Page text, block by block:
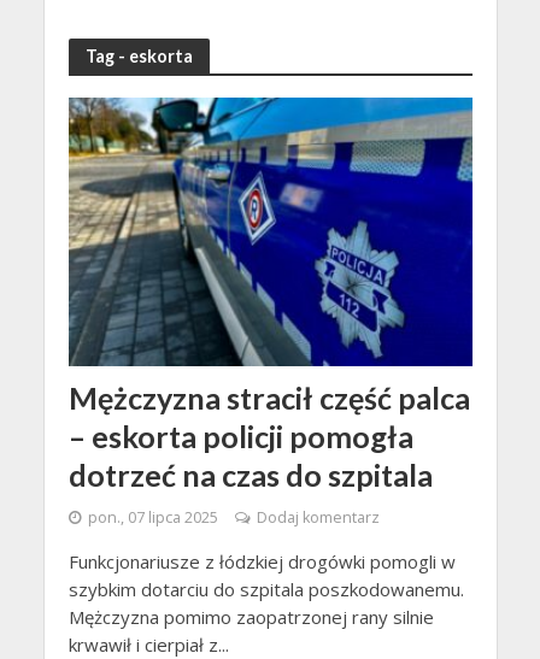
Tag - eskorta
Mężczyzna stracił część palca
– eskorta policji pomogła
dotrzeć na czas do szpitala
pon., 07 lipca 2025 Dodaj komentarz
Funkcjonariusze z łódzkiej drogówki pomogli w
szybkim dotarciu do szpitala poszkodowanemu.
Mężczyzna pomimo zaopatrzonej rany silnie
krwawił i cierpiał z...